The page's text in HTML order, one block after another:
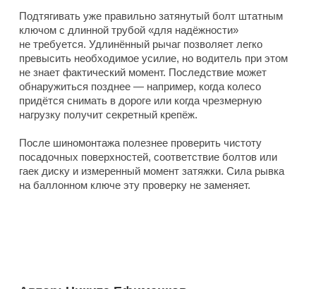
Подтягивать уже правильно затянутый болт штатным
ключом с длинной трубой «для надёжности»
не требуется. Удлинённый рычаг позволяет легко
превысить необходимое усилие, но водитель при этом
не знает фактический момент. Последствие может
обнаружиться позднее — например, когда колесо
придётся снимать в дороге или когда чрезмерную
нагрузку получит секретный крепёж.
После шиномонтажа полезнее проверить чистоту
посадочных поверхностей, соответствие болтов или
гаек диску и измеренный момент затяжки. Сила рывка
на баллонном ключе эту проверку не заменяет.